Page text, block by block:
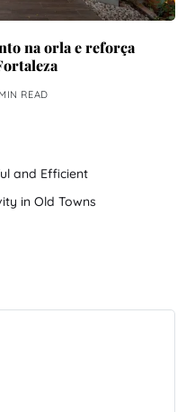
na orla e reforça
READ
and Efficient
in Old Towns